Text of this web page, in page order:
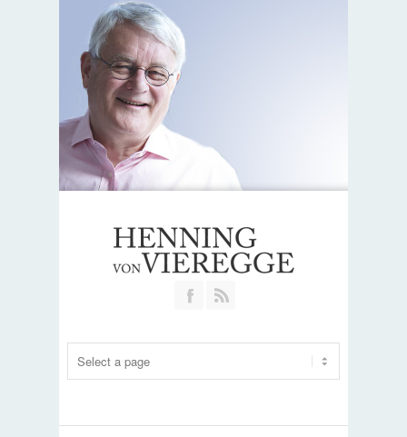
Join our Facebook Group